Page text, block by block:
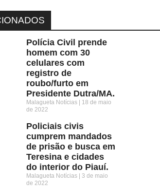
Polícia Civil prende
homem com 30
celulares com
registro de
roubo/furto em
Presidente Dutra/MA.
Malagueta Notícias
18 de maio
de 2022
Policiais civis
cumprem mandados
de prisão e busca em
Teresina e cidades
do interior do Piauí.
Malagueta Notícias
3 de maio
de 2022